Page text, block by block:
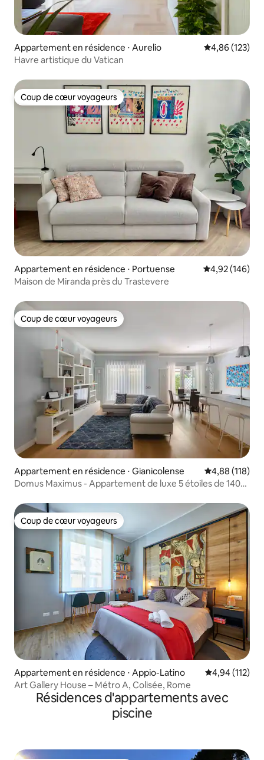
Appartement en résidence ⋅ Aurelio Évaluation
4,86 (123)
Havre artistique du Vatican
Coup de cœur voyageurs
Coup de cœur voyageurs
Appartement en résidence ⋅ Portuense Évaluation
4,92 (146)
Maison de Miranda près du Trastevere
Coup de cœur voyageurs
Coup de cœur voyageurs
Appartement en résidence ⋅ Gianicolense Évaluation
4,88 (118)
Domus Maximus - Appartement de luxe 5 étoiles de 140
Coup de cœur voyageurs
Coup de cœur voyageurs
Appartement en résidence ⋅ Appio-Latino Évaluation
4,94 (112)
Art Gallery House – Métro A, Colisée, Rome
Résidences d'appartements avec
piscine